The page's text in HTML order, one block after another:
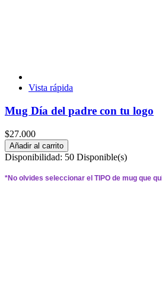
Vista rápida
Mug Día del padre con tu logo
$27.000
Añadir al carrito
Disponibilidad: 50 Disponible(s)
*No olvides seleccionar el TIPO de mug que